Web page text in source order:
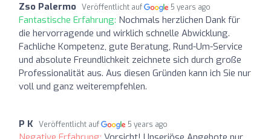
Zso Palermo Veröffentlicht auf 5 years ago
Fantastische Erfahrung: Nochmals herzlichen Dank für
die hervorragende und wirklich schnelle Abwicklung.
Fachliche Kompetenz, gute Beratung, Rund-Um-Service
und absolute Freundlichkeit zeichnete sich durch große
Professionalität aus. Aus diesen Gründen kann ich Sie nur
voll und ganz weiterempfehlen.
P K Veröffentlicht auf 5 years ago